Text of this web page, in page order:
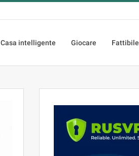
Casa intelligente Giocare Fattibile